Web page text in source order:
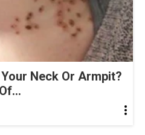
Neck Or Armpit?